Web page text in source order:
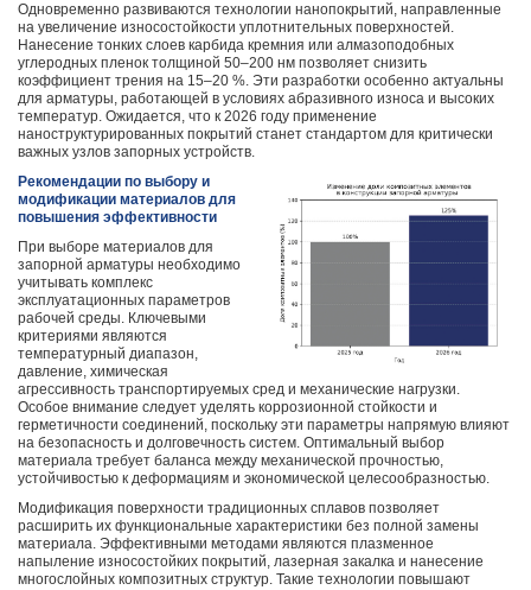
Одновременно развиваются технологии нанопокрытий, направленные
на увеличение износостойкости уплотнительных поверхностей.
Нанесение тонких слоев карбида кремния или алмазоподобных
углеродных пленок толщиной 50–200 нм позволяет снизить
коэффициент трения на 15–20 %. Эти разработки особенно актуальны
для арматуры, работающей в условиях абразивного износа и высоких
температур. Ожидается, что к 2026 году применение
наноструктурированных покрытий станет стандартом для критически
важных узлов запорных устройств.
Рекомендации по выбору и
модификации материалов для
повышения эффективности
При выборе материалов для
запорной арматуры необходимо
учитывать комплекс
эксплуатационных параметров
рабочей среды. Ключевыми
критериями являются
температурный диапазон,
давление, химическая
агрессивность транспортируемых сред и механические нагрузки.
Особое внимание следует уделять коррозионной стойкости и
герметичности соединений, поскольку эти параметры напрямую влияют
на безопасность и долговечность систем. Оптимальный выбор
материала требует баланса между механической прочностью,
устойчивостью к деформациям и экономической целесообразностью.
Модификация поверхности традиционных сплавов позволяет
расширить их функциональные характеристики без полной замены
материала. Эффективными методами являются плазменное
напыление износостойких покрытий, лазерная закалка и нанесение
многослойных композитных структур. Такие технологии повышают